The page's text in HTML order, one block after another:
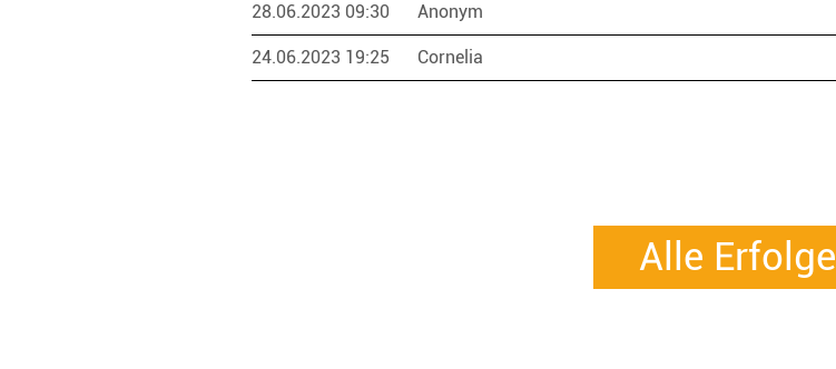
28.06.2023 09:30 Anonym
24.06.2023 19:25 Cornelia
Alle Erfolge